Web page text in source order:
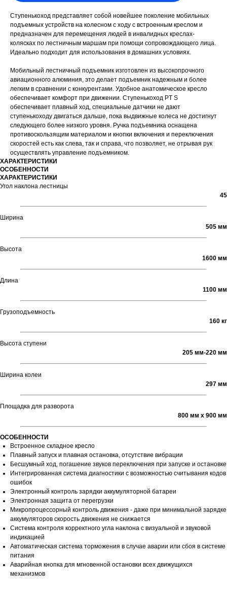
Ступенькоход представляет собой новейшее поколение мобильных
подъемных устройств на колесном с ходу с встроенным креслом и
предназначен для перемещения людей в инвалидных креслах-
колясках по лестничным маршам при помощи сопровождающего лица.
Идеально подходит для использования в домашних условиях.
Мобильный лестничный подъемник изготовлен из высокопрочного
авиационного алюминия, это делает подъемник надежным и более
легким в сравнении с конкурентами. Удобное анатомическое кресло
обеспечивает комфорт при движении. Ступенькоход PT S
обеспечивает плавный ход, специальные датчики не дают
ступенькоходу двигаться дальше, пока выдвижные колеса не достигнут
следующего более низкого уровня. Ручка подъемника оснащена
противоскользящим материалом и кнопки включения и переключения
скоростей есть как слева, так и справа, что позволяет, не отрывая рук
осуществлять управление подъемником.
ХАРАКТЕРИСТИКИ
ОСОБЕННОСТИ
ХАРАКТЕРИСТИКИ
Угол наклона лестницы
45
Ширина
505 мм
Высота
1600 мм
Длина
1100 мм
Грузоподъемность
160 кг
Высота ступени
205 мм-220 мм
Ширина колеи
297 мм
Площадка для разворота
800 мм х 900 мм
ОСОБЕННОСТИ
Встроенное складное кресло
Плавный запуск и плавная остановка, отсутствие вибрации
Бесшумный ход, погашение звуков переключения при запуске и остановке
Интегрированная система диагностики с возможностью считывания кодов
ошибок
Электронный контроль зарядки аккумуляторной батареи
Электронная защита от перегрузки
Микропроцессорный контроль движения - даже при минимальной зарядке
аккумуляторов скорость движения не снижается
Система контроля корректного угла наклона с визуальной и звуковой
индикацией
Автоматическая система торможения в случае аварии или сбоя в системе
питания
Аварийная кнопка для мгновенной остановки всех движущихся
механизмов